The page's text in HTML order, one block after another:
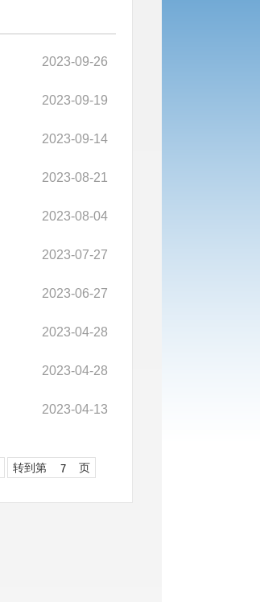
2023-09-26
2023-09-19
2023-09-14
2023-08-21
2023-08-04
2023-07-27
2023-06-27
2023-04-28
2023-04-28
2023-04-13
转到第 页